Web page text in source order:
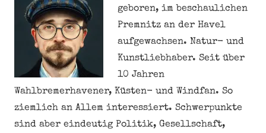
geboren, im beschaulichen
Premnitz an der Havel
aufgewachsen. Natur- und
Kunstliebhaber. Seit über
10 Jahren
Wahlbremerhavener, Küsten- und Windfan. So
ziemlich an Allem interessiert. Schwerpunkte
sind aber eindeutig Politik, Gesellschaft,